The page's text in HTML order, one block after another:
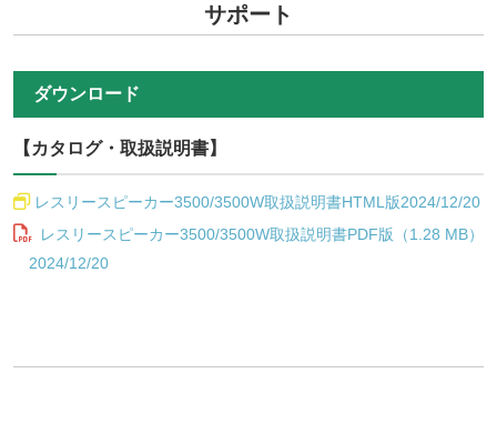
サポート
ダウンロード
【カタログ・取扱説明書】
レスリースピーカー3500/3500W取扱説明書HTML版2024/12/20
レスリースピーカー3500/3500W取扱説明書PDF版（1.28 MB）
2024/12/20